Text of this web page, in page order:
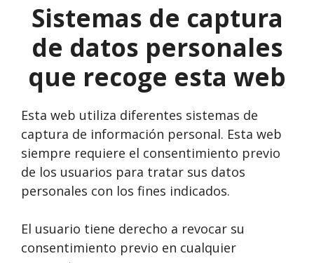
Sistemas de captura
de datos personales
que recoge esta web
Esta web utiliza diferentes sistemas de
captura de información personal. Esta web
siempre requiere el consentimiento previo
de los usuarios para tratar sus datos
personales con los fines indicados.
El usuario tiene derecho a revocar su
consentimiento previo en cualquier